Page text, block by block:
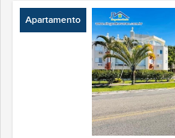
Apartamento